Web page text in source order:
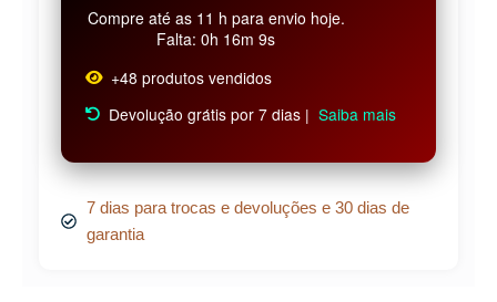
Compre até as 11 h para envio hoje.
Falta: 0h 16m 8s
+48 produtos vendidos
Devolução grátis por 7 dias | Saiba mais
7 dias para trocas e devoluções e 30 dias de
garantia